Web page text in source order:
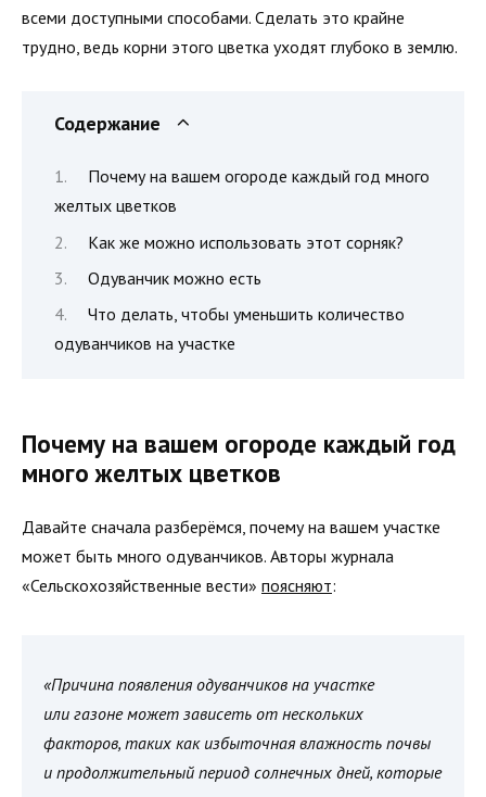
всеми доступными способами. Сделать это крайне
трудно, ведь корни этого цветка уходят глубоко в землю.
Содержание
Почему на вашем огороде каждый год много
желтых цветков
Как же можно использовать этот сорняк?
Одуванчик можно есть
Что делать, чтобы уменьшить количество
одуванчиков на участке
Почему на вашем огороде каждый год
много желтых цветков
Давайте сначала разберёмся, почему на вашем участке
может быть много одуванчиков. Авторы журнала
«Сельскохозяйственные вести» поясняют:
«Причина появления одуванчиков на участке
или газоне может зависеть от нескольких
факторов, таких как избыточная влажность почвы
и продолжительный период солнечных дней, которые